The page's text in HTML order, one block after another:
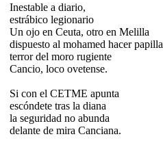
Inestable a diario,
estrábico legionario
Un ojo en Ceuta, otro en Melilla
dispuesto al mohamed hacer papilla
terror del moro rugiente
Cancio, loco ovetense.
Si con el CETME apunta
escóndete tras la diana
la seguridad no abunda
delante de mira Canciana.